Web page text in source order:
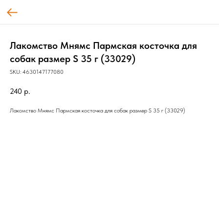
Лакомство Мнямс Пармская косточка для
собак размер S 35 г (33029)
SKU: 4630147177080
240 р.
Лакомство Мнямс Пармская косточка для собак размер S 35 г (33029)